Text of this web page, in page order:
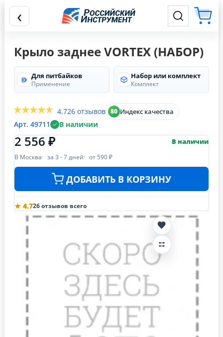
‹
Крыло заднее VORTEX (НАБОР)
Для питбайков
Применение
Набор или комплект
Комплект
4.726 отзывов 80 Индекс качества
Арт. 49711 В наличии
2 556 ₽ В наличии
В Москва за 3 - 7 дней от 590 ₽
ДОБАВИТЬ В КОРЗИНУ
★ 4.726 отзывов всего